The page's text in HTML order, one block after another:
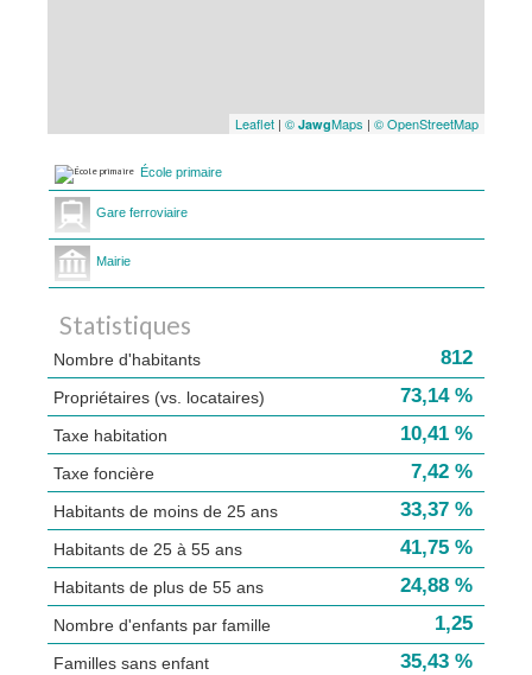
Leaflet | © JawgMaps | © OpenStreetMap
École primaire
Gare ferroviaire
Mairie
Statistiques
Nombre d'habitants 812
Propriétaires (vs. locataires) 73,14 %
Taxe habitation 10,41 %
Taxe foncière 7,42 %
Habitants de moins de 25 ans 33,37 %
Habitants de 25 à 55 ans 41,75 %
Habitants de plus de 55 ans 24,88 %
Nombre d'enfants par famille 1,25
Familles sans enfant 35,43 %